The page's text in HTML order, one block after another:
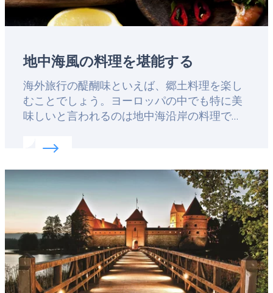
地中海風の料理を堪能する
Lead
海外旅行の醍醐味といえば、郷土料理を楽し
むことでしょう。ヨーロッパの中でも特に美
味しいと言われるのは地中海沿岸の料理で
まで地中海料理のハイライトをご案内しま
Read more about:
Featured
image